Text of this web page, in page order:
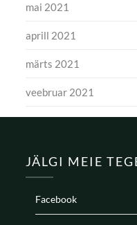
mai 2021
aprill 2021
märts 2021
veebruar 2021
JÄLGI MEIE
Facebook